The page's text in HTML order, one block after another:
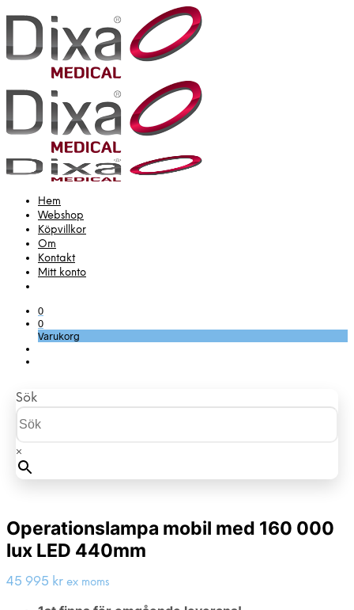
Hem
Webshop
Köpvillkor
Om
Kontakt
Mitt konto
0
0
Varukorg
Sök
×
Operationslampa mobil med 160 000
lux LED 440mm
45 995 kr ex moms